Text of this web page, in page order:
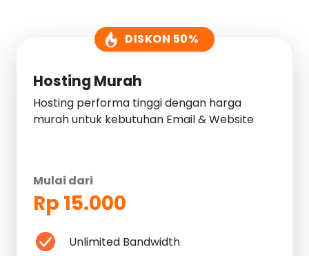
DISKON 50%
Hosting Murah
Hosting performa tinggi dengan harga
murah untuk kebutuhan Email & Website
Mulai dari
Rp 15.000
Unlimited Bandwidth